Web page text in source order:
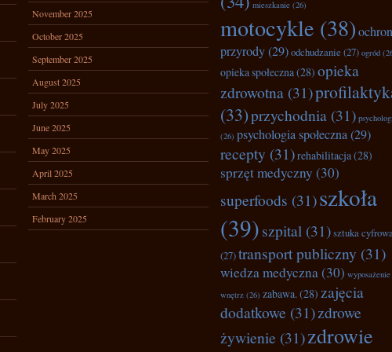
November 2025
October 2025
September 2025
August 2025
July 2025
June 2025
May 2025
April 2025
March 2025
February 2025
mieszkanie (26)
motocykle (38)
przyrody(29)odchudzanie (27) ogród
opieka społeczna(28) opieka
zdrowotna (31)
(33)przychodnia (31)
(26) psychologia społeczna(29)
recepty (31)rehabilitacja(28)
sprzęt medyczny (30)
superfoods (31)szkoła
(39)szpital (31)sztuka
(27)transport publiczny (31)
wiedza medyczna(30) wyposażenie
wnętrz (26) zabawa.(28) zajęcia
dodatkowe (31)zdrowe
żywienie (31)zdrowie